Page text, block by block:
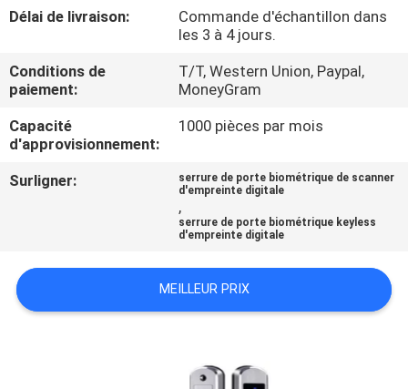
LA
NOUS
CONTACTER
DEMANDEZ
PLAN
Délai de livraison:
Commande d'échantillon dans
les 3 à 4 jours.
Conditions de
paiement:
T/T, Western Union, Paypal,
MoneyGram
Capacité
d'approvisionnement:
1000 pièces par mois
Surligner:
serrure de porte biométrique de scanner
d'empreinte digitale
,
serrure de porte biométrique keyless
d'empreinte digitale
MEILLEUR PRIX